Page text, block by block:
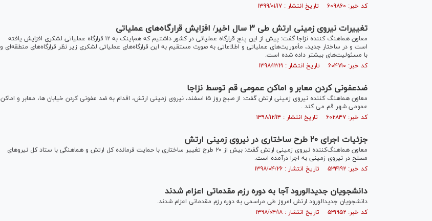
کد خبر: ۶۰۹۸۶۰ تاریخ انتشار : ۱۳۹۹/۰۱/۱۷
تغییرات نیروی زمینی ارتش طی ۳ سال اخیر/ افزایش قرارگاه‌های عملیاتی
معاون هماهنگ کننده نزاجا گفت: پیش از این پنج قرارگاه عملیاتی در کشور داشتیم که هم‌اینک به ۱۲ قرارگاه عملیاتی لشکری افزایش یافته
است و در ساختار جدید، مأموریت‌های عملیاتی و اطلاعاتی به صورت مستقیم به این قرارگاه‌های عملیاتی لشکری زیر نظر قرارگاه‌های منطقه‌ای و
با مسئولیت‌های بیشتر داده شده است.
کد خبر: ۶۰۴۷۱۰ تاریخ انتشار : ۱۳۹۸/۱۲/۲۱
ضدعفونی کردن معابر و اماکن عمومی قم توسط نزاجا
معاون هماهنگ کننده نیروی زمینی ارتش گفت: از صبح روز‌ ۱۵ اسفند، نیروی زمینی ارتش، اقدام به ضد عفونی کردن خیابان ها، معابر و اماکن
عمومی شهر قم می کند .
کد خبر: ۶۰۲۸۴۷ تاریخ انتشار : ۱۳۹۸/۱۲/۱۴
جزئیات اجرای ۲۰ طرح ساختاری در نیروی زمینی ارتش
معاون هماهنگ‌کننده نیروی زمینی ارتش گفت: بیش از ۲۰ طرح تغییر ساختاری با حمایت فرمانده کل ارتش و هماهنگی با ستاد کل نیروهای
مسلح در نیروی زمینی به اجرا درآمده است.
کد خبر: ۵۳۴۱۹۲ تاریخ انتشار : ۱۳۹۸/۰۴/۲۶
دانشجویان جدیدالورود آجا به دوره رزم مقدماتی اعزام شدند
دانشجویان جدیدالورود ارتش امروز طی مراسمی به دوره رزم مقدماتی اعزام شدند.
کد خبر: ۵۳۱۹۵۲ تاریخ انتشار : ۱۳۹۸/۰۴/۱۸